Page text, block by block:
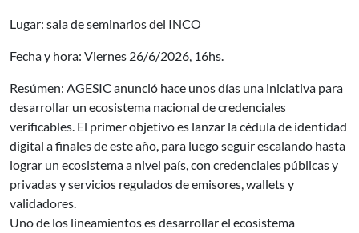
Lugar: sala de seminarios del INCO
Fecha y hora: Viernes 26/6/2026, 16hs.
Resúmen: AGESIC anunció hace unos días una iniciativa para
desarrollar un ecosistema nacional de credenciales
verificables. El primer objetivo es lanzar la cédula de identidad
digital a finales de este año, para luego seguir escalando hasta
lograr un ecosistema a nivel país, con credenciales públicas y
privadas y servicios regulados de emisores, wallets y
validadores.
Uno de los lineamientos es desarrollar el ecosistema